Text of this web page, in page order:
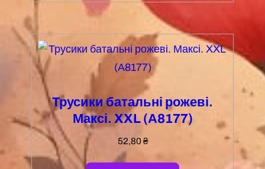
Трусики батальні рожеві.
Максі. XXL (А8177)
52,80 ₴